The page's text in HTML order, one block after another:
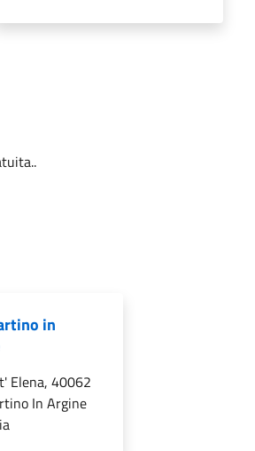
in
Elena, 40062
In Argine